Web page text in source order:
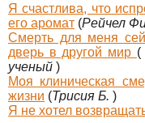
Я счастлива, что
его аромат (Рейчел
Смерть для меня
дверь в другой мир (
ученый )
Моя клиническая
жизни (Трисия Б. )
Я не хотел